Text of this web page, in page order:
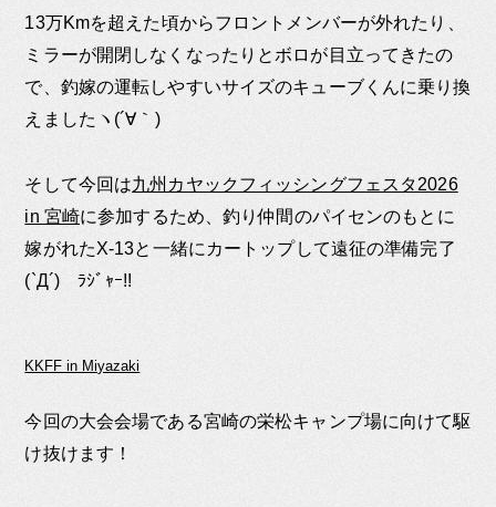
13万Kmを超えた頃からフロントメンバーが外れたり、
ミラーが開閉しなくなったりとボロが目立ってきたの
で、釣嫁の運転しやすいサイズのキューブくんに乗り換
えましたヽ(´∀｀)
そして今回は九州カヤックフィッシングフェスタ2026
in 宮崎に参加するため、釣り仲間のパイセンのもとに
嫁がれたX-13と一緒にカートップして遠征の準備完了
(`Д´)ゞﾗｼﾞｬｰ!!
KKFF in Miyazaki
今回の大会会場である宮崎の栄松キャンプ場に向けて駆
け抜けます！